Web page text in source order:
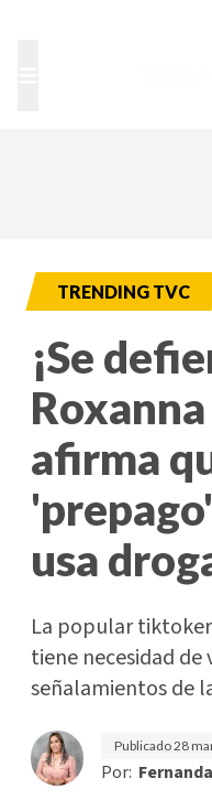
TRENDING TVC
¡Se
afirma
usa
La popular
tiene necesidad
señalamientos de
Publicado28
Por: